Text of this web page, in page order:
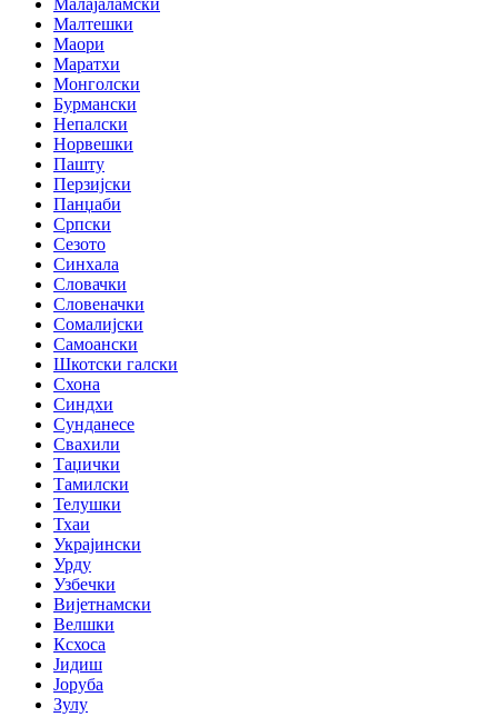
Малтешки
Маори
Маратхи
Монголски
Бурмански
Непалски
Норвешки
Пашту
Перзијски
Панџаби
Српски
Сезото
Синхала
Словачки
Словеначки
Сомалијски
Самоански
Шкотски галски
Схона
Синдхи
Сунданесе
Свахили
Таџички
Тамилски
Телушки
Тхаи
Украјински
Урду
Узбечки
Вијетнамски
Велшки
Ксхоса
Јидиш
Јоруба
Зулу